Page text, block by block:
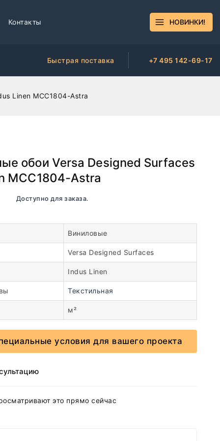
Контакты НОВИНКИ!
Быстрая поставка +7 495 142-69-17
Linen MCC1804-Astra
обои Versa Designed Surfaces
MCC1804-Astra
Доступно для заказа.
Виниловые
Versa Designed Surfaces
Indus Linen
Текстильная
м²
условия для вашего проекта
это прямо сейчас